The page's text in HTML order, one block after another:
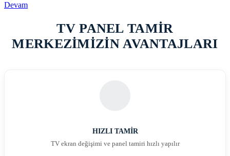
Devam
TV PANEL TAMİR
MERKEZİMİZİN AVANTAJLARI
HIZLI TAMİR
TV ekran değişimi ve panel tamiri hızlı yapılır